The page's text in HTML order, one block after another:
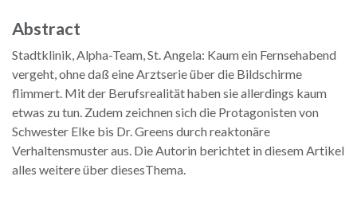
Abstract
Stadtklinik, Alpha-Team, St. Angela: Kaum ein Fernsehabend
vergeht, ohne daß eine Arztserie über die Bildschirme
flimmert. Mit der Berufsrealität haben sie allerdings kaum
etwas zu tun. Zudem zeichnen sich die Protagonisten von
Schwester Elke bis Dr. Greens durch reaktonäre
Verhaltensmuster aus. Die Autorin berichtet in diesem Artikel
alles weitere über diesesThema.